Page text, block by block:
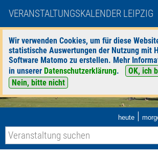
VERANSTALTUNGSKALENDER LEIPZIG
Wir verwenden Cookies, um für diese
statistische Auswertungen der Nutzung mit
Software Matomo zu erstellen. Mehr
in unserer Datenschutzerklärung.
OK, ich
Nein, bitte nicht
heute |